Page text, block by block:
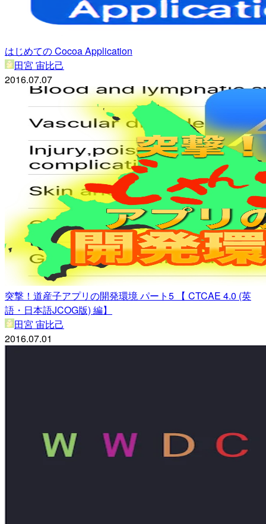
はじめての Cocoa Application
田宮 宙比己
2016.07.07
突撃！道産子アプリの開発環境 パート5 【 CTCAE 4.0 (英
語・日本語JCOG版) 編】
田宮 宙比己
2016.07.01